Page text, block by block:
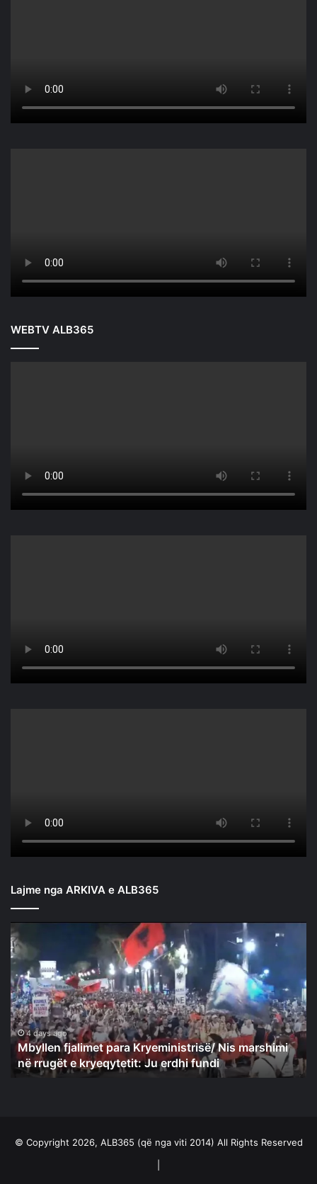
WEBTV ALB365
Lajme nga ARKIVA e ALB365
Mbyllen
fjalimet
para
Kryeministrisë/
Nis
marshimi
në
rrugët
kryeqytetit:
4 days ago
Mbyllen fjalimet para Kryeministrisë/ Nis marshimi
në rrugët e kryeqytetit: Ju erdhi fundi
© Copyright 2026, ALB365 (që nga viti 2014) All Rights Reserved